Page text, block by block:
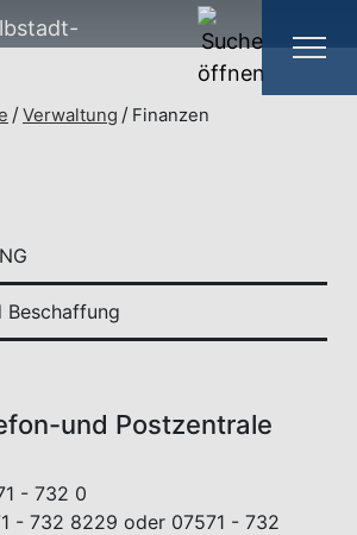
Verwaltung
Finanzen
Beschaffung
und Postzentrale
- 732 0
8229 oder 07571 - 732